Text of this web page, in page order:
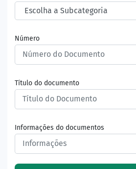
Número
Título do documento
Informações do documentos